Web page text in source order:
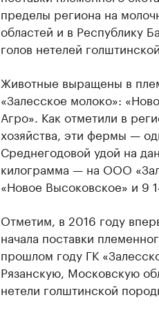
пределы региона на
областей и в Республику
голов нетелей
Животные выращены в
«Залесское молоко»:
Агро». Как отметили в
хозяйства, эти фермы —
Среднегодовой удой на
килограмма — на ООО
«Новое Высоковское» и
Отметим, в 2016 году
начала поставки
прошлом году ГК
Рязанскую, Московскую
нетели голштинской